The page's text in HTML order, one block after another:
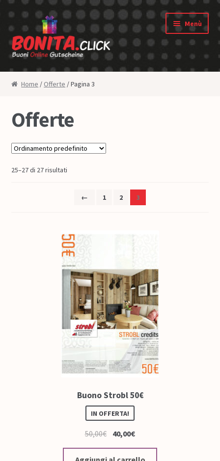
Vai alla navigazione
Vai al contenuto Menù
Shop
Diritto di revoca
Privacy
Condizioni generali
Come funziona
FAQ – Domande frequenti
Home / Offerte / Pagina 3
Offerte
25–27 di 27 risultati
← 1 2 3
Buono Strobl 50€
IN OFFERTA!
50,00€ 40,00€